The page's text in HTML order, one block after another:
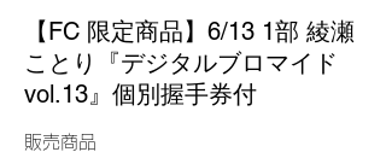
【FC 限定商品】6/13 1部 綾瀬
ことり『デジタルブロマイド
vol.13』個別握手券付
販売商品